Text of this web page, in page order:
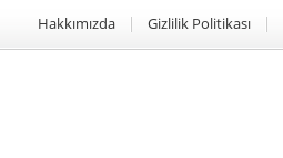
Hakkımızda Gizlilik Politikası